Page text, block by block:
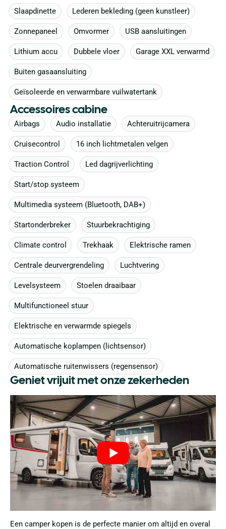
Slaapdinette Lederen bekleding (geen kunstleer)
Zonnepaneel Omvormer USB aansluitingen
Lithium accu Dubbele vloer Garage XXL verwarmd
Buiten gasaansluiting
Geïsoleerde en verwarmbare vuilwatertank
Accessoires cabine
Airbags Audio installatie Achteruitrijcamera
Cruisecontrol 16 inch lichtmetalen velgen
Traction Control Led dagrijverlichting
Start/stop systeem
Multimedia systeem (Bluetooth, DAB+)
Startonderbreker Stuurbekrachtiging
Climate control Trekhaak Elektrische ramen
Centrale deurvergrendeling Luchtvering
Levelsysteem Stoelen draaibaar
Multifunctioneel stuur
Elektrische en verwarmde spiegels
Automatische koplampen (lichtsensor)
Automatische ruitenwissers (regensensor)
Geniet vrijuit met onze zekerheden
Een camper kopen is de perfecte manier om altijd en overal